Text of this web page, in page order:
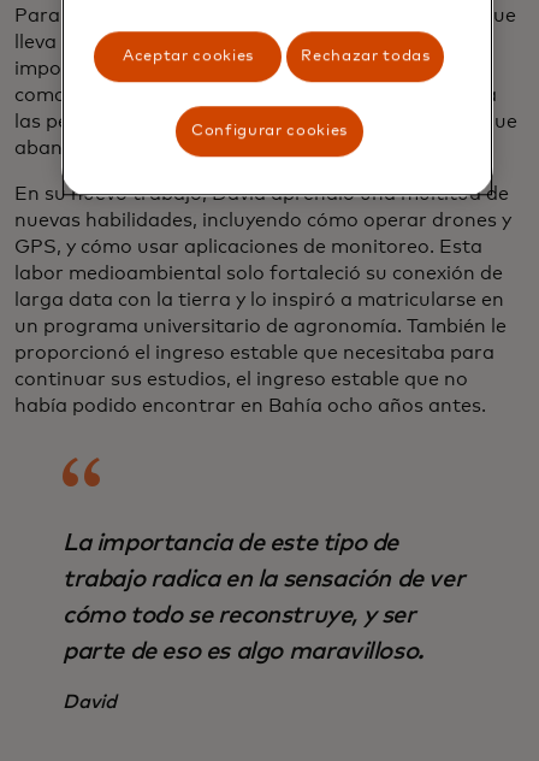
Para lograr eso, el proyecto necesita personal. Lo que
lleva a un segundo beneficio regional igualmente
importante, además de la conservación: proyectos
como estos ofrecen oportunidades y capacitación a
las personas que desean ganarse la vida sin tener que
abandonar su ciudad natal o su país.
En su nuevo trabajo, David aprendió una multitud de
nuevas habilidades, incluyendo cómo operar drones y
GPS, y cómo usar aplicaciones de monitoreo. Esta
labor medioambiental solo fortaleció su conexión de
larga data con la tierra y lo inspiró a matricularse en
un programa universitario de agronomía. También le
proporcionó el ingreso estable que necesitaba para
continuar sus estudios, el ingreso estable que no
había podido encontrar en Bahía ocho años antes.
La importancia de este tipo de
trabajo radica en la sensación de ver
cómo todo se reconstruye, y ser
parte de eso es algo maravilloso.
David
Aceptar cookies Rechazar todas
Configurar cookies